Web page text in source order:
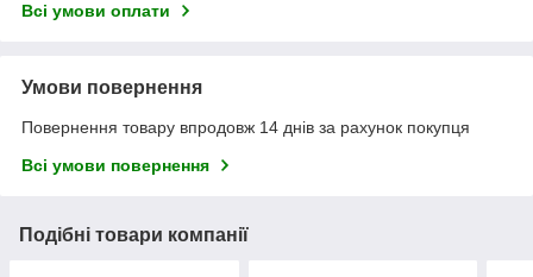
Всі умови оплати
Умови повернення
Повернення товару впродовж 14 днів за рахунок покупця
Всі умови повернення
Подібні товари компанії